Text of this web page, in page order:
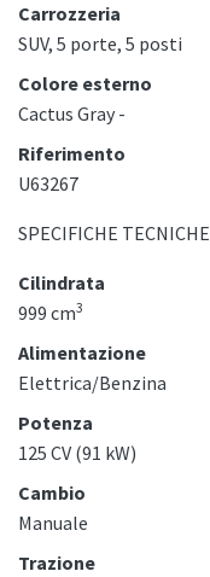
Carrozzeria
SUV, 5 porte, 5 posti
Colore esterno
Cactus Gray -
Riferimento
U63267
SPECIFICHE TECNICHE
Cilindrata
999 cm3
Alimentazione
Elettrica/Benzina
Potenza
125 CV (91 kW)
Cambio
Manuale
Trazione